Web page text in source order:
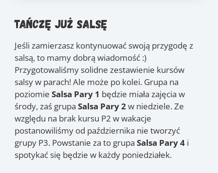
Tańczę już salsę
Jeśli zamierzasz kontynuować swoją przygodę z
salsą, to mamy dobrą wiadomość :)
Przygotowaliśmy solidne zestawienie kursów
salsy w parach! Ale może po kolei. Grupa na
poziomie Salsa Pary 1 będzie miała zajęcia w
środy, zaś grupa Salsa Pary 2w niedziele. Ze
względu na brak kursu P2 w wakacje
postanowiliśmy od października nie tworzyć
grupy P3. Powstanie za to grupa Salsa Pary 4 i
spotykać się będzie w każdy poniedziałek.